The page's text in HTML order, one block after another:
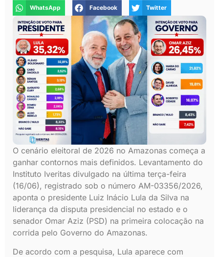
WhatsApp Facebook Twitter
O cenário eleitoral de 2026 no Amazonas começa a
ganhar contornos mais definidos. Levantamento do
Instituto Iveritas divulgado na última terça-feira
(16/06), registrado sob o número AM-03356/2026,
aponta o presidente Luiz Inácio Lula da Silva na
liderança da disputa presidencial no estado e o
senador Omar Aziz (PSD) na primeira colocação na
corrida pelo Governo do Amazonas.
De acordo com a pesquisa, Lula aparece com